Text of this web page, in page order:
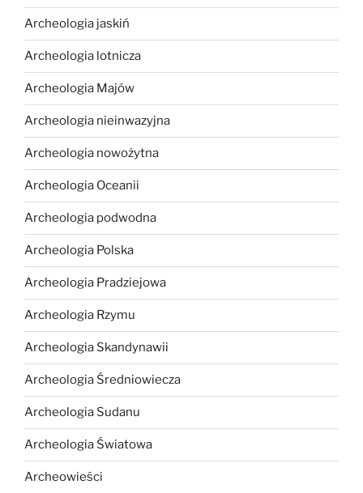
Archeologia jaskiń
Archeologia lotnicza
Archeologia Majów
Archeologia nieinwazyjna
Archeologia nowożytna
Archeologia Oceanii
Archeologia podwodna
Archeologia Polska
Archeologia Pradziejowa
Archeologia Rzymu
Archeologia Skandynawii
Archeologia Średniowiecza
Archeologia Sudanu
Archeologia Światowa
Archeowieści